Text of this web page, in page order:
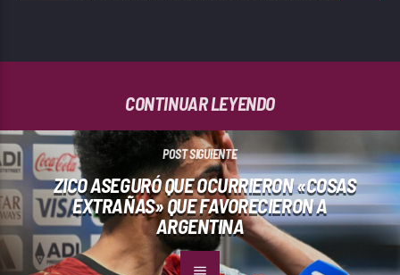
CONTINUAR LEYENDO
POST SIGUIENTE
ZICO ASEGURÓ QUE OCURRIERON «COSAS
EXTRAÑAS» QUE FAVORECIERON A
ARGENTINA